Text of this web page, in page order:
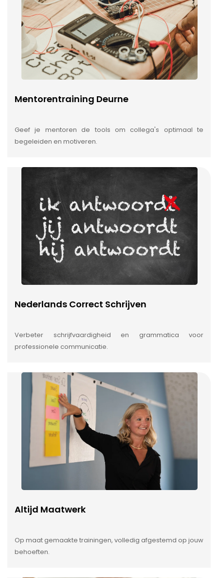
Mentorentraining Deurne
Geef je mentoren de tools om collega's optimaal te
begeleiden en motiveren.
Nederlands Correct Schrijven
Verbeter schrijfvaardigheid en grammatica voor
professionele communicatie.
Altijd Maatwerk
Op maat gemaakte trainingen, volledig afgestemd op jouw
behoeften.